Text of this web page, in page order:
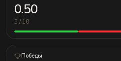
0.50
5 / 10
Победы